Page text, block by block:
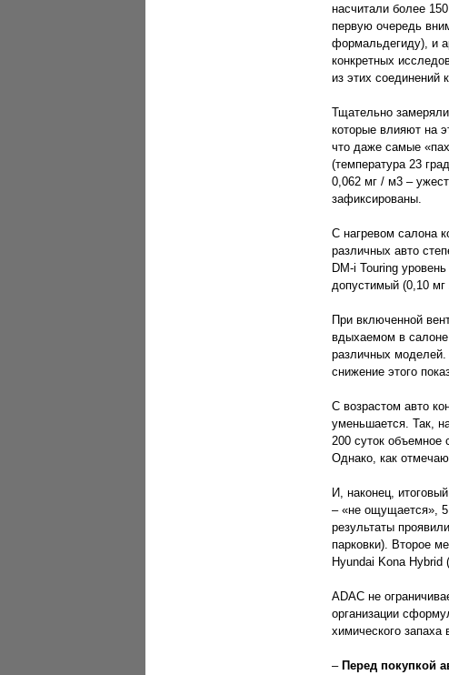
насчитали более
первую очередь
формальдегиду), и
конкретных
из этих соединений
Тщательно
которые влияют на
что даже самые
(температура 23
0,062 мг / м3 –
зафиксированы.
С нагревом салона
различных авто
DM-i Touring
допустимый (0,10 мг
При включенной
вдыхаемом в салоне
различных моделей.
снижение этого
С возрастом авто
уменьшается. Так,
200 суток объемное
Однако, как
И, наконец,
– «не ощущается»,
результаты
парковки). Второе
Hyundai Kona Hybrid
ADAC не
организации
химического запаха
– Перед покупкой